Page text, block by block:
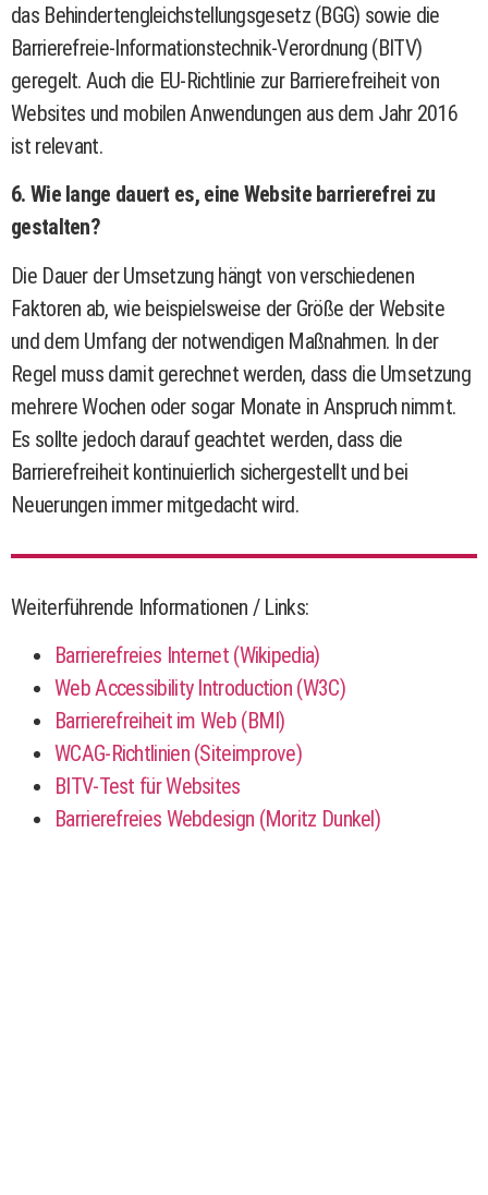
das Behindertengleichstellungsgesetz (BGG) sowie die
Barrierefreie-Informationstechnik-Verordnung (BITV)
geregelt. Auch die EU-Richtlinie zur Barrierefreiheit von
Websites und mobilen Anwendungen aus dem Jahr 2016
ist relevant.
6. Wie lange dauert es, eine Website barrierefrei zu
gestalten?
Die Dauer der Umsetzung hängt von verschiedenen
Faktoren ab, wie beispielsweise der Größe der Website
und dem Umfang der notwendigen Maßnahmen. In der
Regel muss damit gerechnet werden, dass die Umsetzung
mehrere Wochen oder sogar Monate in Anspruch nimmt.
Es sollte jedoch darauf geachtet werden, dass die
Barrierefreiheit kontinuierlich sichergestellt und bei
Neuerungen immer mitgedacht wird.
Weiterführende Informationen / Links:
Barrierefreies Internet (Wikipedia)
Web Accessibility Introduction (W3C)
Barrierefreiheit im Web (BMI)
WCAG-Richtlinien (Siteimprove)
BITV-Test für Websites
Barrierefreies Webdesign (Moritz Dunkel)